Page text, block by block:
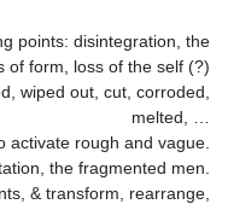
points: disintegration, the
of form, loss of the self (?)
wiped out, cut, corroded,
melted, …
activate rough and vague.
the fragmented men.
& transform, rearrange,